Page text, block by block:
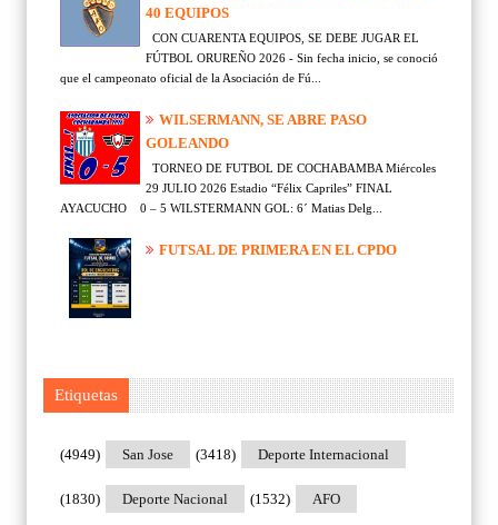
40 EQUIPOS
CON CUARENTA EQUIPOS, SE DEBE JUGAR EL
FÚTBOL ORUREÑO 2026 - Sin fecha inicio, se conoció
que el campeonato oficial de la Asociación de Fú...
WILSERMANN, SE ABRE PASO
GOLEANDO
TORNEO DE FUTBOL DE COCHABAMBA Miércoles
29 JULIO 2026 Estadio “Félix Capriles” FINAL
AYACUCHO 0 – 5 WILSTERMANN GOL: 6´ Matias Delg...
FUTSAL DE PRIMERA EN EL CPDO
Etiquetas
San Jose
(4949) Deporte Internacional
(3418)
Deporte Nacional
(1830) AFO
(1532)